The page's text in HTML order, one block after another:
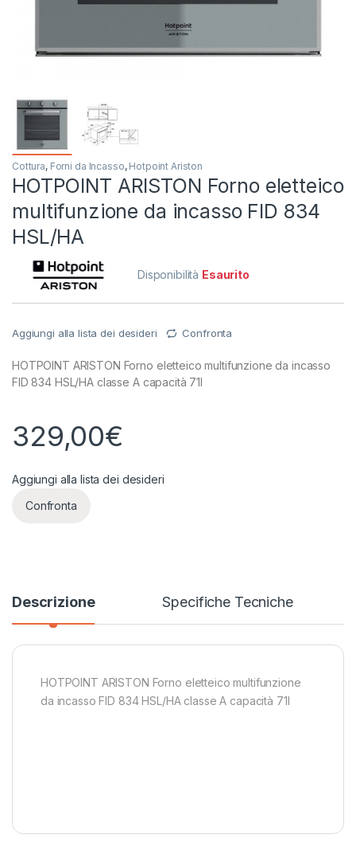
Cottura, Forni da Incasso, Hotpoint Ariston
HOTPOINT ARISTON Forno eletteico
multifunzione da incasso FID 834
HSL/HA
Disponibilità Esaurito
Aggiungi alla lista dei desideri Confronta
HOTPOINT ARISTON Forno eletteico multifunzione da incasso
FID 834 HSL/HA classe A capacità 71l
329,00€
Aggiungi alla lista dei desideri
Confronta
Descrizione Specifiche Tecniche
HOTPOINT ARISTON Forno eletteico multifunzione
da incasso FID 834 HSL/HA classe A capacità 71l